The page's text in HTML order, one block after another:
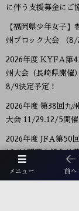
メニュー 前へ
に伴う支援募金にご
【福岡県少年女子
州ブロック大会 （8/
2026年度 KYFA第
州大会（長崎県開催
8/9決定予定！
2026年度 第38回九
大会 11/29.12/5開催
2026年度 JFA第50
10/11開幕！組合せ
2026年度 第105回